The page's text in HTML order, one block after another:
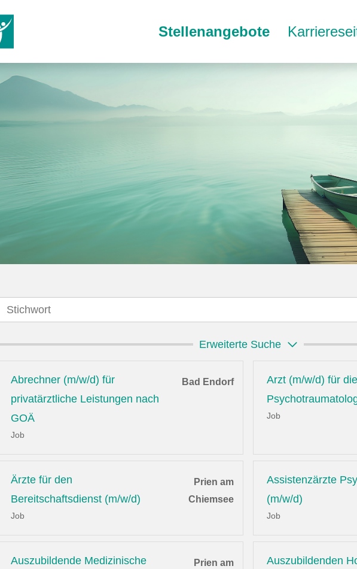
Stellenangebote
Erweiterte Suche
Abrechner (m/w/d) für
privatärztliche Leistungen nach
GOÄ
Job
Bad Endorf
Arzt (m/w/d) für die
Job
Ärzte für den
Bereitschaftsdienst (m/w/d)
Job
Prien am
Chiemsee
Assistenzärzte
(m/w/d)
Job
Auszubildende Medizinische
Prien am
Auszubildenden